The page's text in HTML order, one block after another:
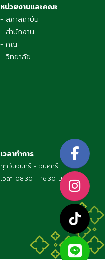
หน่วยงานและคณะ
- สภาสถาบัน
- สำนักงาน
- คณะ
- วิทยาลัย
เวลาทำการ
ทุกวันจันทร์ - วันศุกร์
เวลา 08:30 - 16:30 น.